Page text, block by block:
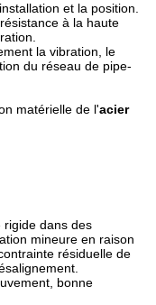
et la position.
à la haute
la vibration, le
du réseau de pipe-
matérielle de l'acier
rigide dans des
mineure en raison
résiduelle de
bonne